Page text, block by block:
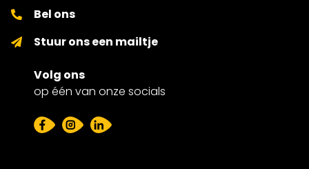
Bel ons
Stuur ons een mailtje
Volg ons
op één van onze socials